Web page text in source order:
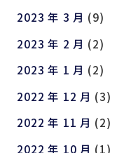
2023 年 3 月 (9)
2023 年 2 月 (2)
2023 年 1 月 (2)
2022 年 12 月 (3)
2022 年 11 月 (2)
2022 年 10 月 (1)